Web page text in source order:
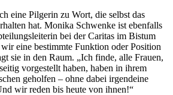
eine Pilgerin zu Wort, die selbst das
hat. Monika Schwenke ist ebenfalls
bei der Caritas im Bistum
eine bestimmte Funktion oder Position
sie in den Raum. „Ich finde, alle Frauen,
vorgestellt haben, haben in ihrem
geholfen – ohne dabei irgendeine
wir reden bis heute von ihnen!“